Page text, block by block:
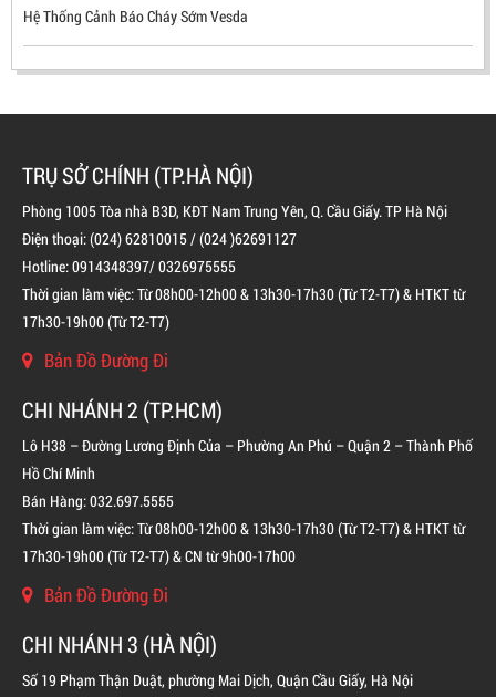
BÌNH CHỮA CHÁY ĐỘC LẬP KHÍ FM200
LIÊN HỆ
Hệ Thống Cảnh Báo Cháy Sớm Vesda
TRỤ SỞ CHÍNH (TP.HÀ NỘI)
Phòng 1005 Tòa nhà B3D, KĐT Nam Trung Yên, Q. Cầu Giấy. TP Hà Nội
Điện thoại: (024) 62810015 / (024 )62691127
Hotline: 0914348397/ 0326975555
Thời gian làm việc: Từ 08h00-12h00 & 13h30-17h30 (Từ T2-T7) & HTKT từ
17h30-19h00 (Từ T2-T7)
Bản Đồ Đường Đi
CHI NHÁNH 2 (TP.HCM)
Lô H38 – Đường Lương Định Của – Phường An Phú – Quận 2 – Thành Phố
Hồ Chí Minh
Bán Hàng: 032.697.5555
Thời gian làm việc: Từ 08h00-12h00 & 13h30-17h30 (Từ T2-T7) & HTKT từ
17h30-19h00 (Từ T2-T7) & CN từ 9h00-17h00
Bản Đồ Đường Đi
CHI NHÁNH 3 (HÀ NỘI)
Số 19 Phạm Thận Duật, phường Mai Dịch, Quận Cầu Giấy, Hà Nội